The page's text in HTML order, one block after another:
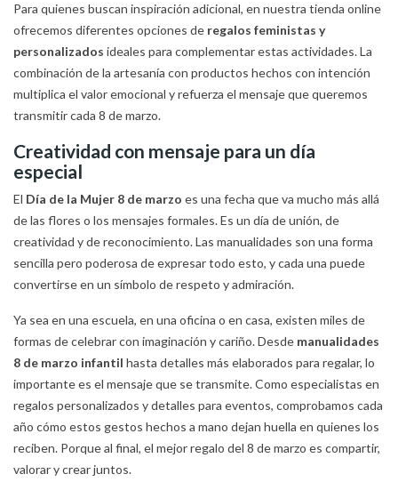
Para quienes buscan inspiración adicional, en nuestra tienda online
ofrecemos diferentes opciones de regalos feministas y
personalizados ideales para complementar estas actividades. La
combinación de la artesanía con productos hechos con intención
multiplica el valor emocional y refuerza el mensaje que queremos
transmitir cada 8 de marzo.
Creatividad con mensaje para un día
especial
El Día de la Mujer 8 de marzo es una fecha que va mucho más allá
de las flores o los mensajes formales. Es un día de unión, de
creatividad y de reconocimiento. Las manualidades son una forma
sencilla pero poderosa de expresar todo esto, y cada una puede
convertirse en un símbolo de respeto y admiración.
Ya sea en una escuela, en una oficina o en casa, existen miles de
formas de celebrar con imaginación y cariño. Desde manualidades
8 de marzo infantil hasta detalles más elaborados para regalar, lo
importante es el mensaje que se transmite. Como especialistas en
regalos personalizados y detalles para eventos, comprobamos cada
año cómo estos gestos hechos a mano dejan huella en quienes los
reciben. Porque al final, el mejor regalo del 8 de marzo es compartir,
valorar y crear juntos.